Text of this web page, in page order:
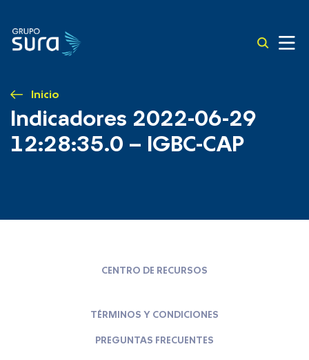
Inicio
Indicadores 2022-06-29
12:28:35.0 – IGBC-CAP
CENTRO DE RECURSOS
TÉRMINOS Y CONDICIONES
PREGUNTAS FRECUENTES